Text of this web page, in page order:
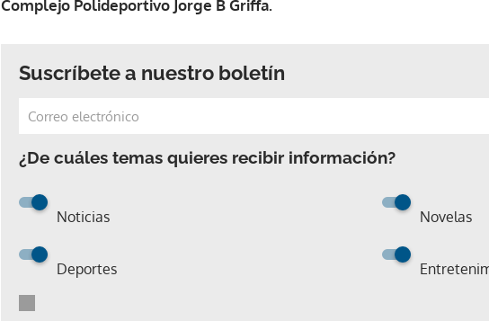
Complejo Polideportivo Jorge B Griffa.
Suscríbete a nuestro boletín
¿De cuáles temas quieres recibir información?
Noticias Novelas
Deportes